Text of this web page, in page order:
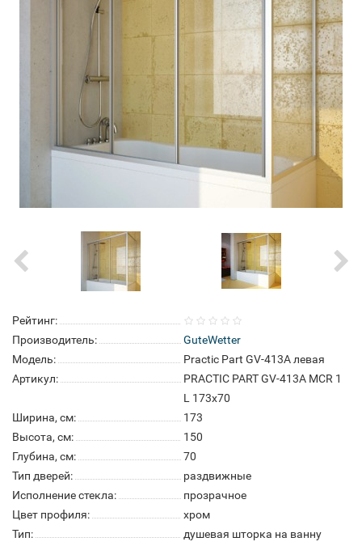
Рейтинг:
Производитель:
GuteWetter
Модель:
Practic Part GV-413A левая
Артикул:
PRACTIC PART GV-413A MCR 1
L 173x70
Ширина, см:
173
Высота, см:
150
Глубина, см:
70
Тип дверей:
раздвижные
Исполнение стекла:
прозрачное
Цвет профиля:
хром
Тип:
душевая шторка на ванну